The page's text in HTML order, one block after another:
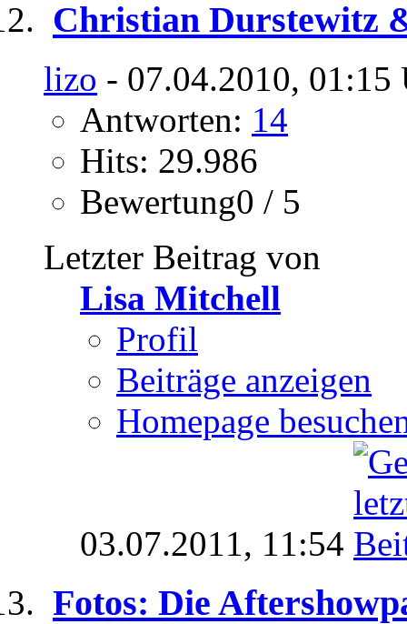
Christian Durstewitz
lizo - 07.04.2010, 01:15
Antworten: 14
Hits: 29.986
Bewertung0 / 5
Letzter Beitrag von
Lisa Mitchell
Profil
Beiträge anzeigen
Homepage
03.07.2011, 11:54
Fotos: Die